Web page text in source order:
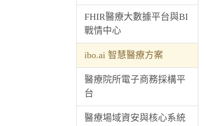
FHIR醫療大數據平台與BI
戰情中心
ibo.ai 智慧醫療方案
醫療院所電子商務採構平
台
醫療場域資安與核心系統